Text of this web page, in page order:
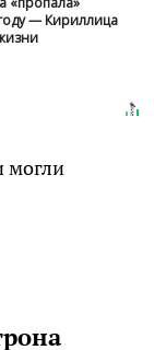
вере
святой
еще